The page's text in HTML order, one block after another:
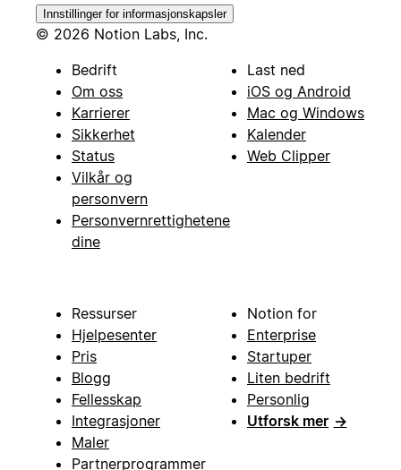
Innstillinger for informasjonskapsler
© 2026 Notion Labs, Inc.
Bedrift
Om oss
Karrierer
Sikkerhet
Status
Vilkår og
personvern
Personvernrettighetene
dine
Last ned
iOS og Android
Mac og Windows
Kalender
Web Clipper
Ressurser
Hjelpesenter
Pris
Blogg
Fellesskap
Integrasjoner
Maler
Partnerprogrammer
Notion for
Enterprise
Startuper
Liten bedrift
Personlig
Utforsk mer →